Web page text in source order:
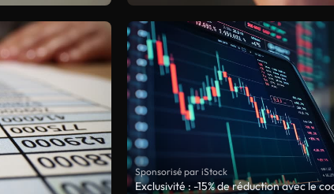
Sponsorisé par iStock
Exclusivité : -15% de réduction avec le